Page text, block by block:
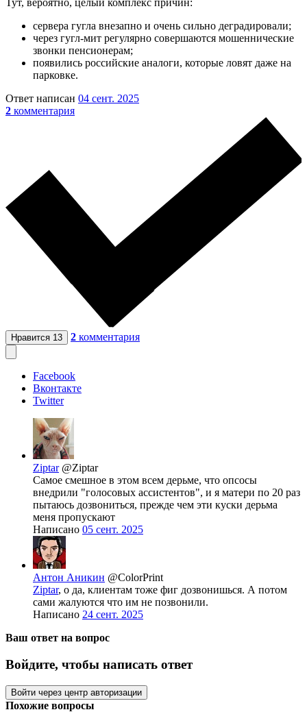
Тут, вероятно, целый комплекс причин:
сервера гугла внезапно и очень сильно деградировали;
через гугл-мит регулярно совершаются мошеннические
звонки пенсионерам;
появились российские аналоги, которые ловят даже на
парковке.
Ответ написан 04 сент. 2025
2 комментария
Нравится 13 2 комментария
Facebook
Вконтакте
Twitter
Ziptar @Ziptar
Самое смешное в этом всем дерьме, что опсосы
внедрили "голосовых ассистентов", и я матери по 20 раз
пытаюсь дозвониться, прежде чем эти куски дерьма
меня пропускают
Написано 05 сент. 2025
Антон Аникин @ColorPrint
Ziptar, о да, клиентам тоже фиг дозвонишься. А потом
сами жалуются что им не позвонили.
Написано 24 сент. 2025
Ваш ответ на вопрос
Войдите, чтобы написать ответ
Войти через центр авторизации
Похожие вопросы